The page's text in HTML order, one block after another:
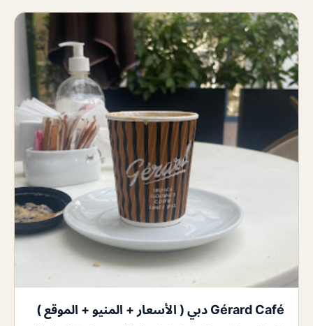
Gérard Café دبي ( الأسعار + المنيو + الموقع )